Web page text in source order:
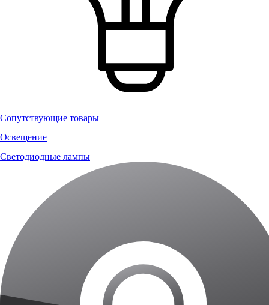
Сопутствующие товары
Освещение
Светодиодные лампы